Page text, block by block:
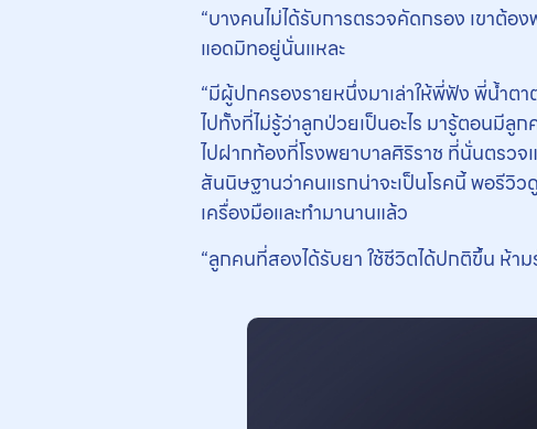
“บางคนไม่ได้รับการตรวจคัดกรอง เขาต้อ
แอดมิทอยู่นั่นแหละ
“มีผู้ปกครองรายหนึ่งมาเล่าให้พี่ฟัง พี่น้ำตา
ไปทั้งที่ไม่รู้ว่าลูกป่วยเป็นอะไร มารู้ตอนมี
ไปฝากท้องที่โรงพยาบาลศิริราช ที่นั่นตรว
สันนิษฐานว่าคนแรกน่าจะเป็นโรคนี้ พอรีวิว
เครื่องมือและทำมานานแล้ว
“ลูกคนที่สองได้รับยา ใช้ชีวิตได้ปกติขึ้น ห้าม